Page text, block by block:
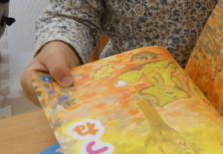
今日の幼稚園
教育と保育